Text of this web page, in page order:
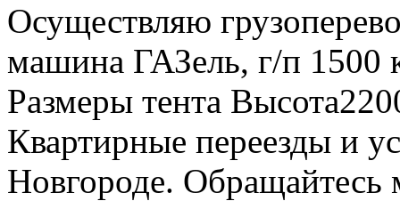
Осуществляю
машина ГАЗель, г/п 1500
Размеры тента
Квартирные переезды и
Новгороде.